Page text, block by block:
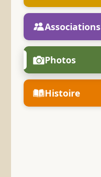
Associations
Photos
Histoire